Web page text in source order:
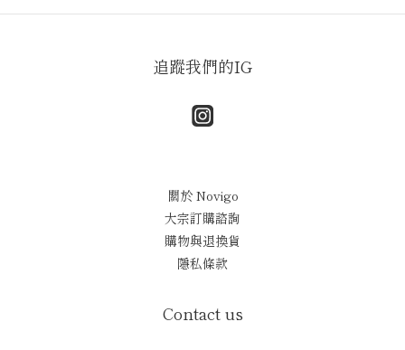
追蹤我們的IG
關於 Novigo
大宗訂購諮詢
購物與退換貨
隱私條款
Contact us